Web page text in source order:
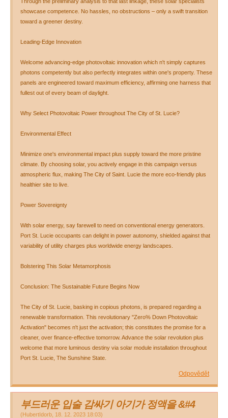
showcase competence. No hassles, no obstructions – only a swift transition
toward a greener destiny.
Leading-Edge Innovation
Welcome advancing-edge photovoltaic innovation which n't simply captures
photons competently but also perfectly integrates within one's property. These
panels are engineered toward maximum efficiency, affirming one harness that
fullest out of every beam of daylight.
Why Select Photovoltaic Power throughout The City of St. Lucie?
Environmental Effect
Minimize one's environmental impact plus supply toward the more pristine
climate. By choosing solar, you actively engage in this campaign versus
atmospheric flux, making The City of Saint. Lucie the more eco-friendly plus
healthier site to live.
Power Sovereignty
With solar energy, say farewell to need on conventional energy generators.
Port St. Lucie occupants can delight in power autonomy, shielded against that
variability of utility charges plus worldwide energy landscapes.
Bolstering This Solar Metamorphosis
Conclusion: The Sustainable Future Begins Now
The City of St. Lucie, basking in copious photons, is prepared regarding a
renewable transformation. This revolutionary "Zero% Down Photovoltaic
Activation" becomes n't just the activation; this constitutes the promise for a
cleaner, over finance-effective tomorrow. Advance the solar revolution plus
welcome that more luminous destiny via solar module installation throughout
Port St. Lucie, The Sunshine State.
Odpovědět
부드러운 입술 감싸기 아기가 정액을 &#4
(HubertIdorb 18. 12. 2023 18:03)